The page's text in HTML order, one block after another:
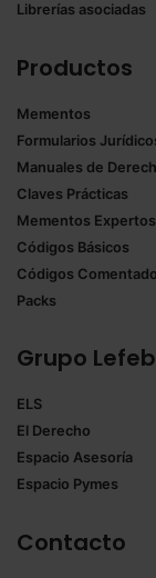
Librerías asociadas
Productos
Mementos
Formularios
Manuales de
Claves Prácticas
Mementos Expertos
Códigos Básicos
Códigos
Packs
Grupo
ELS
El Derecho
Espacio Asesoría
Espacio Pymes
Contacto